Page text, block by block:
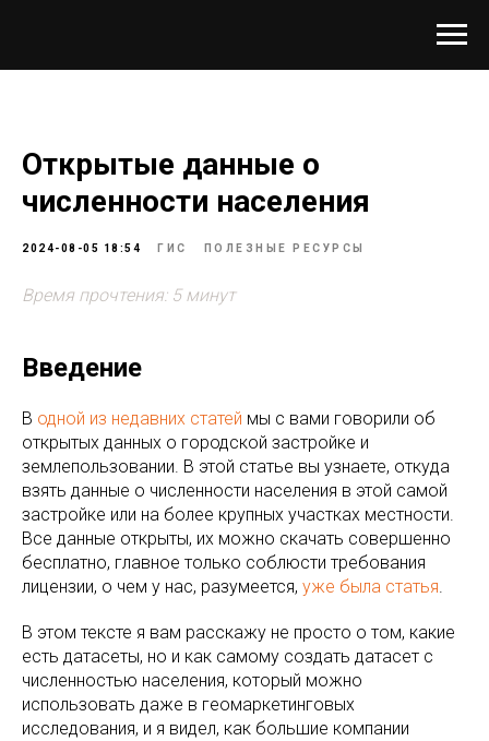
Открытые данные о
численности населения
2024-08-05 18:54 ГИС ПОЛЕЗНЫЕ РЕСУРСЫ
Время прочтения: 5 минут
Введение
В одной из недавних статей мы с вами говорили об
открытых данных о городской застройке и
землепользовании. В этой статье вы узнаете, откуда
взять данные о численности населения в этой самой
застройке или на более крупных участках местности.
Все данные открыты, их можно скачать совершенно
бесплатно, главное только соблюсти требования
лицензии, о чем у нас, разумеется, уже была статья.
В этом тексте я вам расскажу не просто о том, какие
есть датасеты, но и как самому создать датасет с
численностью населения, который можно
использовать даже в геомаркетинговых
исследования, и я видел, как большие компании